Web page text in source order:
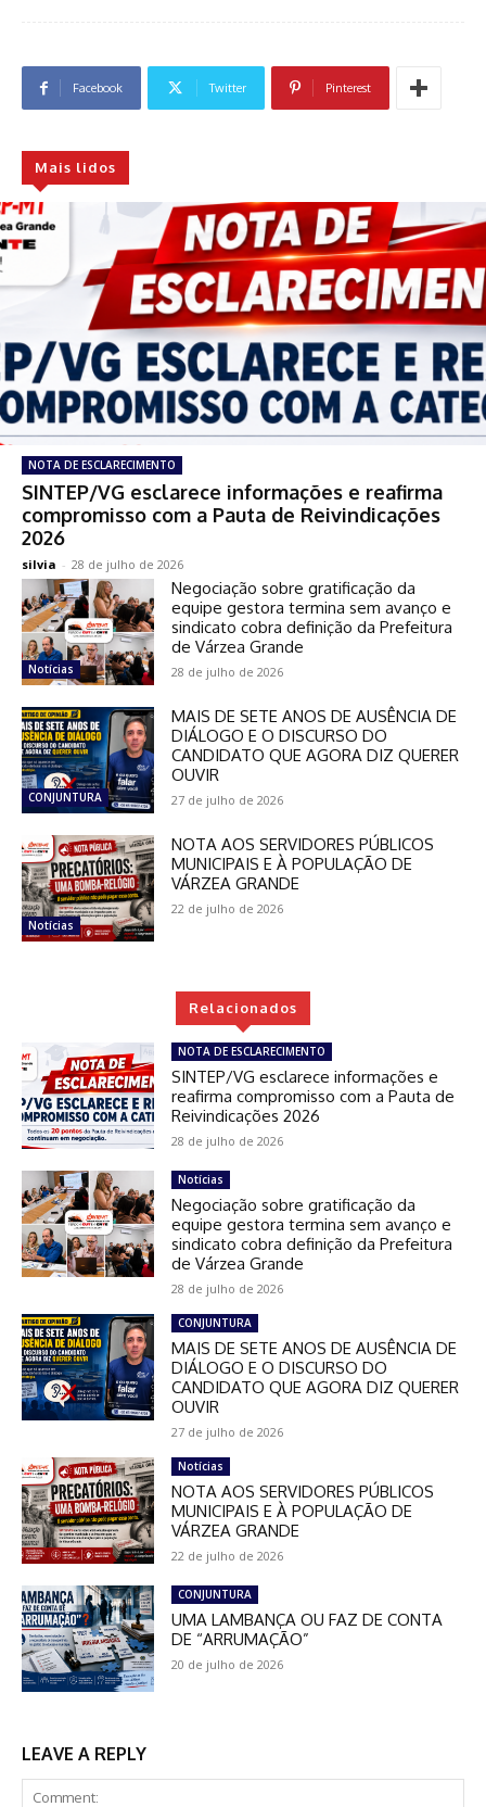
Facebook Twitter Pinterest
Mais lidos
NOTA DE ESCLARECIMENTO
SINTEP/VG esclarece informações e reafirma
compromisso com a Pauta de Reivindicações
2026
silvia - 28 de julho de 2026
Notícias
Negociação sobre gratificação da
equipe gestora termina sem avanço e
sindicato cobra definição da Prefeitura
de Várzea Grande
28 de julho de 2026
CONJUNTURA
MAIS DE SETE ANOS DE AUSÊNCIA DE
DIÁLOGO E O DISCURSO DO
CANDIDATO QUE AGORA DIZ QUERER
OUVIR
27 de julho de 2026
Notícias
NOTA AOS SERVIDORES PÚBLICOS
MUNICIPAIS E À POPULAÇÃO DE
VÁRZEA GRANDE
22 de julho de 2026
Relacionados
NOTA DE ESCLARECIMENTO
SINTEP/VG esclarece informações e
reafirma compromisso com a Pauta de
Reivindicações 2026
28 de julho de 2026
Notícias
Negociação sobre gratificação da
equipe gestora termina sem avanço e
sindicato cobra definição da Prefeitura
de Várzea Grande
28 de julho de 2026
CONJUNTURA
MAIS DE SETE ANOS DE AUSÊNCIA DE
DIÁLOGO E O DISCURSO DO
CANDIDATO QUE AGORA DIZ QUERER
OUVIR
27 de julho de 2026
Notícias
NOTA AOS SERVIDORES PÚBLICOS
MUNICIPAIS E À POPULAÇÃO DE
VÁRZEA GRANDE
22 de julho de 2026
CONJUNTURA
UMA LAMBANÇA OU FAZ DE CONTA
DE “ARRUMAÇÃO”
20 de julho de 2026
LEAVE A REPLY